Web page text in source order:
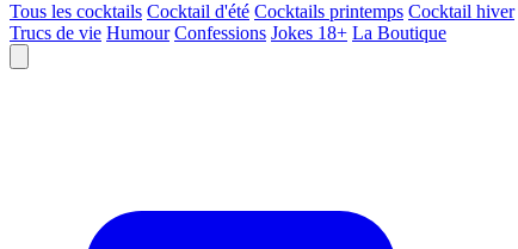
Tous les cocktails Cocktail d'été Cocktails printemps Cocktail hiver
Trucs de vie Humour Confessions Jokes 18+ La Boutique